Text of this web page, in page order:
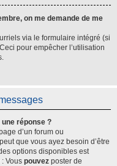
on me demande de me
via le formulaire intégré (si
pour empêcher l’utilisation
réponse ?
d’un forum ou
que vous ayez besoin d’être
options disponibles est
Vous pouvez poster de